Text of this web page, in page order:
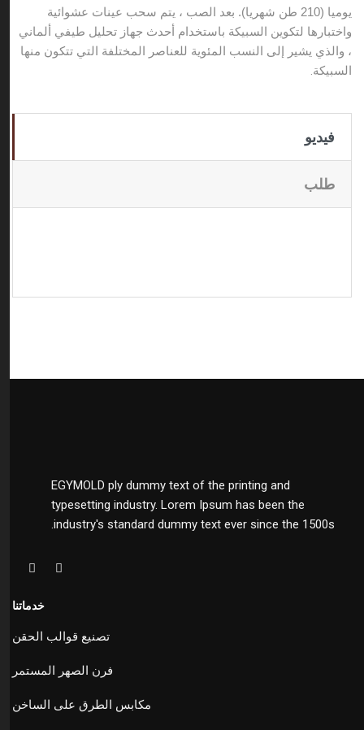
يوميا (210 طن شهريا). بعد الصب ، يتم سحب عينات عشوائية
واختبارها لتكوين السبيكة باستخدام أحدث جهاز تحليل طيفي ألماني
، والذي يشير إلى النسب المئوية للعناصر المختلفة التي تتكون منها
السبيكة.
فيديو
طلب
EGYMOLD ply dummy text of the printing and
typesetting industry. Lorem Ipsum has been the
industry's standard dummy text ever since the 1500s.
خدماتنا
تصنيع قوالب الحقن
فرن الصهر المستمر
مكابس الطرق على الساخن